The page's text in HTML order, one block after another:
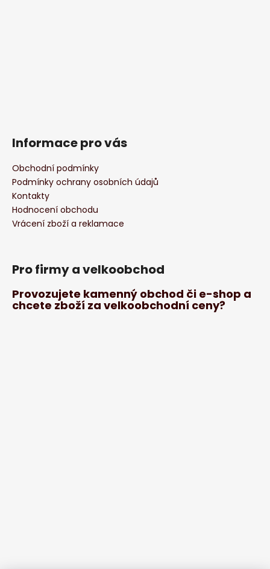
Informace pro vás
Obchodní podmínky
Podmínky ochrany osobních údajů
Kontakty
Hodnocení obchodu
Vrácení zboží a reklamace
Pro firmy a velkoobchod
Provozujete kamenný obchod či e-shop a
chcete zboží za velkoobchodní ceny?